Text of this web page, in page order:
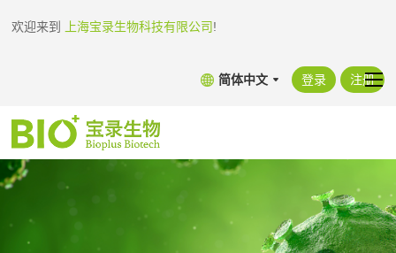
欢迎来到 上海宝录生物科技有限公司!
简体中文 登录 注册